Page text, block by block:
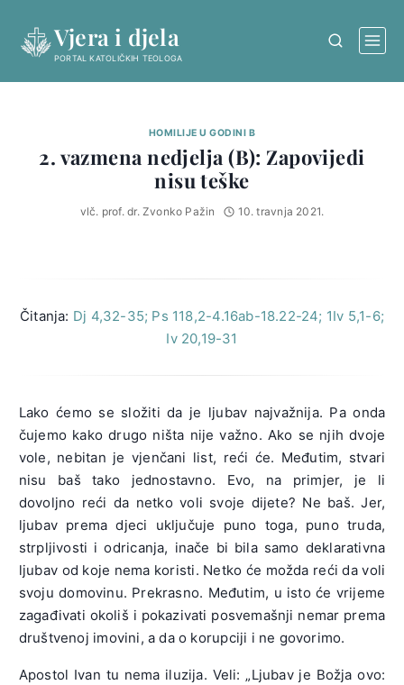
content
Vjera i djela
PORTAL KATOLIČKIH TEOLOGA
HOMILIJE U GODINI B
2. vazmena nedjelja (B): Zapovijedi
nisu teške
vlč. prof. dr. Zvonko Pažin 10. travnja 2021.
Čitanja: Dj 4,32-35; Ps 118,2-4.16ab-18.22-24; 1Iv 5,1-6;
Iv 20,19-31
Lako ćemo se složiti da je ljubav najvažnija. Pa onda
čujemo kako drugo ništa nije važno. Ako se njih dvoje
vole, nebitan je vjenčani list, reći će. Međutim, stvari
nisu baš tako jednostavno. Evo, na primjer, je li
dovoljno reći da netko voli svoje dijete? Ne baš. Jer,
ljubav prema djeci uključuje puno toga, puno truda,
strpljivosti i odricanja, inače bi bila samo deklarativna
ljubav od koje nema koristi. Netko će možda reći da voli
svoju domovinu. Prekrasno. Međutim, u isto će vrijeme
zagađivati okoliš i pokazivati posvemašnji nemar prema
društvenoj imovini, a da o korupciji i ne govorimo.
Apostol Ivan tu nema iluzija. Veli: „Ljubav je Božja ovo: